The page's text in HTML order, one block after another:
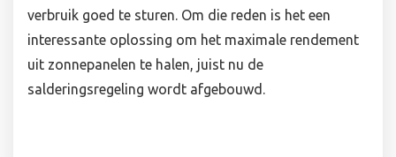
verbruik goed te sturen. Om die reden is het een
interessante oplossing om het maximale rendement
uit zonnepanelen te halen, juist nu de
salderingsregeling wordt afgebouwd.